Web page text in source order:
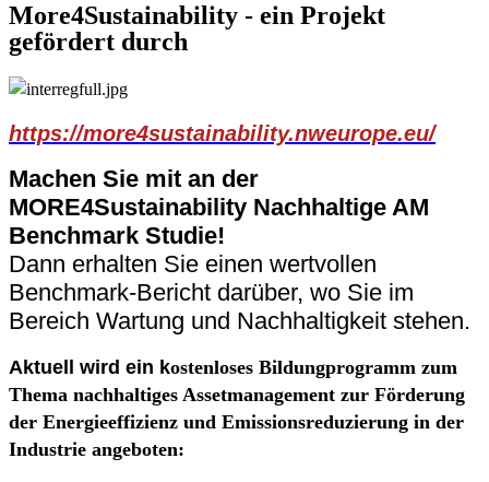
More4Sustainability - ein Projekt
gefördert durch
https://more4sustainability.nweurope.eu/
Machen Sie mit an der
MORE4Sustainability Nachhaltige AM
Benchmark Studie!
Dann erhalten Sie einen wertvollen
Benchmark-Bericht darüber, wo Sie im
Bereich Wartung und Nachhaltigkeit stehen.
Aktuell wird ein kostenloses Bildungprogramm zum
Thema nachhaltiges Assetmanagement zur Förderung
der Energieeffizienz und Emissionsreduzierung in der
Industrie angeboten: